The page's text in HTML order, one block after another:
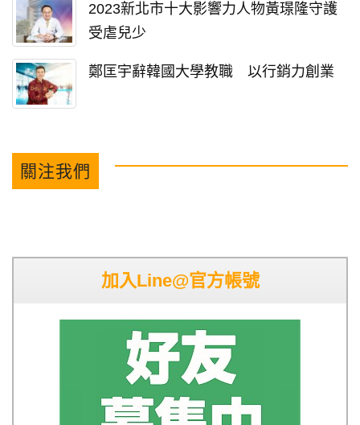
2023新北市十大影響力人物黃璟隆守護
受虐兒少
鄭匡宇辭韓國大學教職 以行銷力創業
關注我們
加入Line@官方帳號